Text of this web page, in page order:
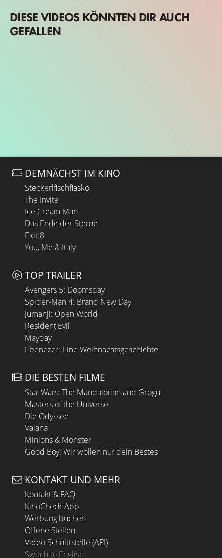
DIESE VIDEOS KÖNNTEN DIR AUCH
GEFALLEN
DEMNÄCHST IM KINO
Steckerlfischfiasko
The Invite
Ice Cream Man
Das Ende der Sterne
Exit 8
You, Me & Italy
TOP TRAILER
Avengers 5: Doomsday
Spider-Man 4: Brand New Day
Jumanji: Open World
Resident Evil
Mayday
Ebenezer: Eine Weihnachtsgeschichte
DIE BESTEN FILME
Star Wars: The Mandalorian and Grogu
Masters of the Universe
Die Odyssee
Vaiana
Minions & Monster
Good Boy: Wir wollen nur dein Bestes
KONTAKT UND MEHR
Kontakt & FAQ
KinoCheck-App
Werbung buchen
Offene Stellen
Video Schnittstelle (API)
Switch to English